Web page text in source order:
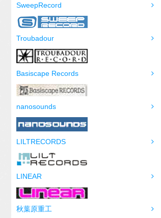
SweepRecord
Troubadour
Basiscape Records
nanosounds
LILTRECORDS
LINEAR
秋葉原重工